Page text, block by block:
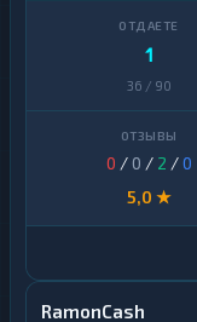
1
36 / 90
0 / 0 / 2 /0
5,0 ★
RamonCash